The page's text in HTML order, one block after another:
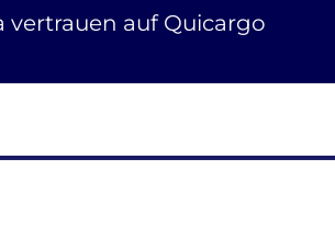
vertrauen auf Quicargo